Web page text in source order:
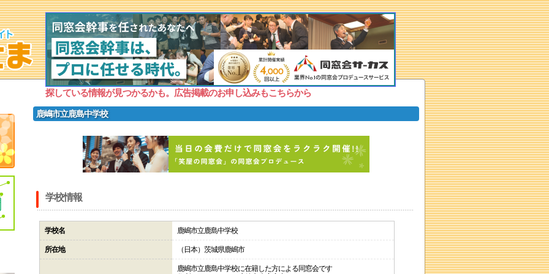
探している情報が見つかるかも。広告掲載のお申し込みもこちらから
鹿嶋市立鹿島中学校
学校情報
学校名 鹿嶋市立鹿島中学校
所在地 （日本）茨城県鹿嶋市
鹿嶋市立鹿島中学校に在籍した方による同窓会です